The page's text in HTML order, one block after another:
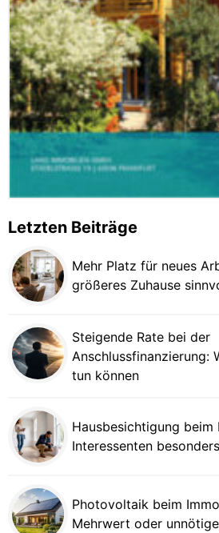
Letzten Beiträge
Mehr Platz für neues
größeres Zuhause
Steigende Rate bei der
Anschlussfinanzierung:
tun können
Hausbesichtigung beim
Interessenten
Photovoltaik beim
Mehrwert oder